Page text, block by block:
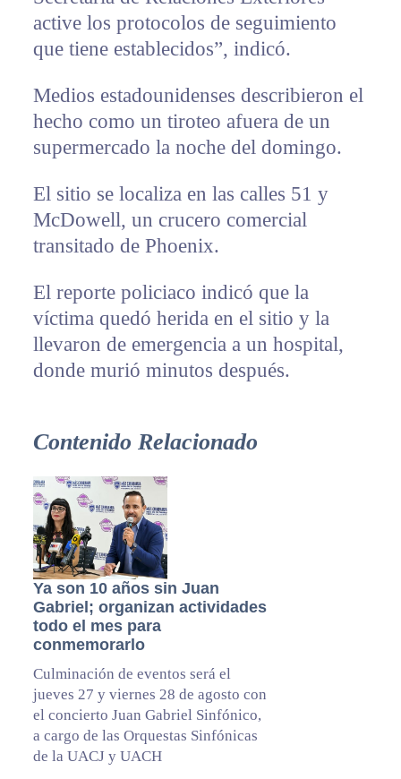
active los protocolos de seguimiento
que tiene establecidos”, indicó.
Medios estadounidenses describieron el
hecho como un tiroteo afuera de un
supermercado la noche del domingo.
El sitio se localiza en las calles 51 y
McDowell, un crucero comercial
transitado de Phoenix.
El reporte policiaco indicó que la
víctima quedó herida en el sitio y la
llevaron de emergencia a un hospital,
donde murió minutos después.
Contenido Relacionado
Ya son 10 años sin Juan
Gabriel; organizan actividades
todo el mes para
conmemorarlo
Culminación de eventos será el
jueves 27 y viernes 28 de agosto con
el concierto Juan Gabriel Sinfónico,
a cargo de las Orquestas Sinfónicas
de la UACJ y UACH